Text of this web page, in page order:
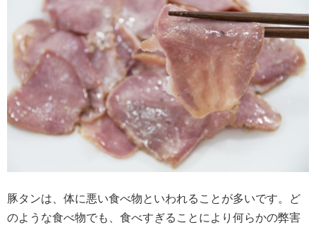
豚タンは、体に悪い食べ物といわれることが多いです。ど
のような食べ物でも、食べすぎることにより何らかの弊害